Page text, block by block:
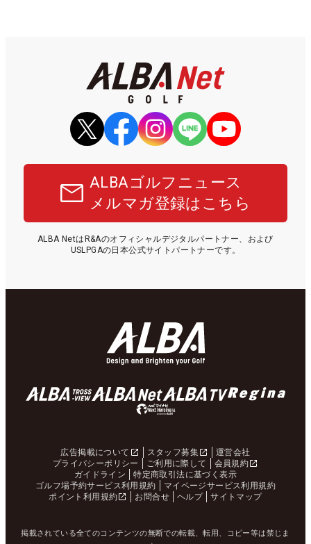
ALBAゴルフニュース
メルマガ登録はこちら
ALBA NetはR&Aのオフィシャルデジタルパートナー、および
USLPGAの日本公式サイトパートナーです。
広告掲載について スタッフ募集
運営会社
プライバシーポリシー
ご利用に際して
会員規約
ガイドライン
特定商取引法に基づく表示
ゴルフ場予約サービス利用規約
マイページサービス利用規約
ポイント利用規約
お問合せ ヘルプ サイトマップ
掲載されている全てのコンテンツの無断での転載、転用、コピー等は禁じま